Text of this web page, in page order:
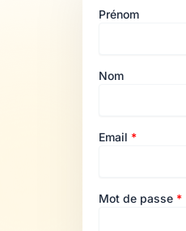
Prénom
Nom
Email *
Mot de passe *